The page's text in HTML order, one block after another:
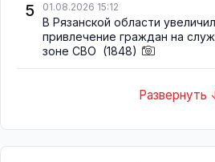
5 01.08.2026 15:12
В Рязанской области
привлечение граждан на
зоне СВО (1848)
Развернуть